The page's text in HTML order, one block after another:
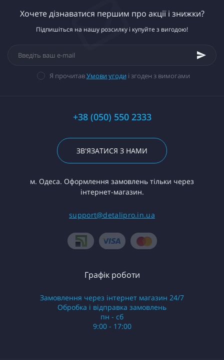
Хочете дізнаватися першим про акції і знижки?
Підпишіться на нашу розсилку і купуйте з вигодою!
Я прочитавУмови угоди і згоден з вимогами
+38 (050) 550 2333
ЗВ'ЯЗАТИСЯ З НАМИ
м. Одеса. Оформлення замовлень тільки через
інтернет-магазин.
support@detalipro.in.ua
Графік роботи
Замовлення через інтернет магазин 24/7
Обробка і відправка замовлень
пн - сб
9:00 - 17:00